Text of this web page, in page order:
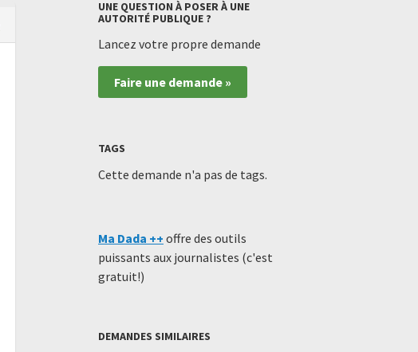
UNE QUESTION À POSER À UNE
AUTORITÉ PUBLIQUE ?
Lancez votre propre demande
Faire une demande »
TAGS
Cette demande n'a pas de tags.
Ma Dada ++ offre des outils
puissants aux journalistes (c'est
gratuit!)
DEMANDES SIMILAIRES